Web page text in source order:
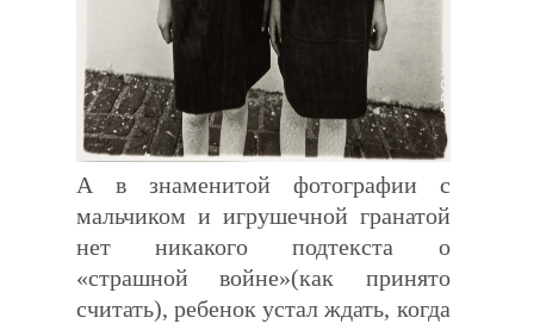
А в знаменитой фотографии с
мальчиком и игрушечной гранатой
нет никакого подтекста о
«страшной войне»(как принято
считать), ребенок устал ждать, когда